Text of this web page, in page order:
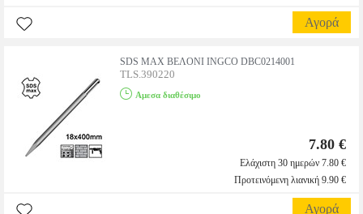
Αγορά
SDS MAX ΒΕΛΟΝΙ INGCO DBC0214001
TLS.390220
Αμεσα διαθέσιμο
7.80 €
Ελάχιστη 30 ημερών 7.80 €
Προτεινόμενη λιανική 9.90 €
Αγορά